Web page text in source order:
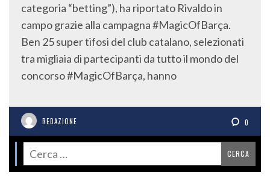
categoria “betting”), ha riportato Rivaldo in
campo grazie alla campagna #MagicOfBarça.
Ben 25 super tifosi del club catalano, selezionati
tra migliaia di partecipanti da tutto il mondo del
concorso #MagicOfBarça, hanno
REDAZIONE 0